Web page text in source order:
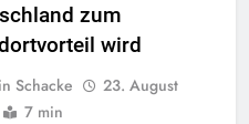
zum
wird
Schacke
23. August
7 min